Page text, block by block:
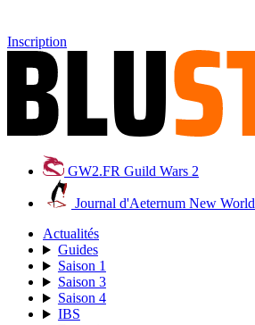
Inscription
GW2.FR Guild Wars 2
Journal d'Aeternum New World
Actualités
Guides
Saison 1
Saison 3
Saison 4
IBS